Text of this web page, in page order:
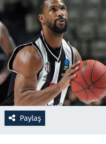
Paylaş
Oyun
Ramazan
Resmi İlanlar
Rüya Tabirleri
Sağlık